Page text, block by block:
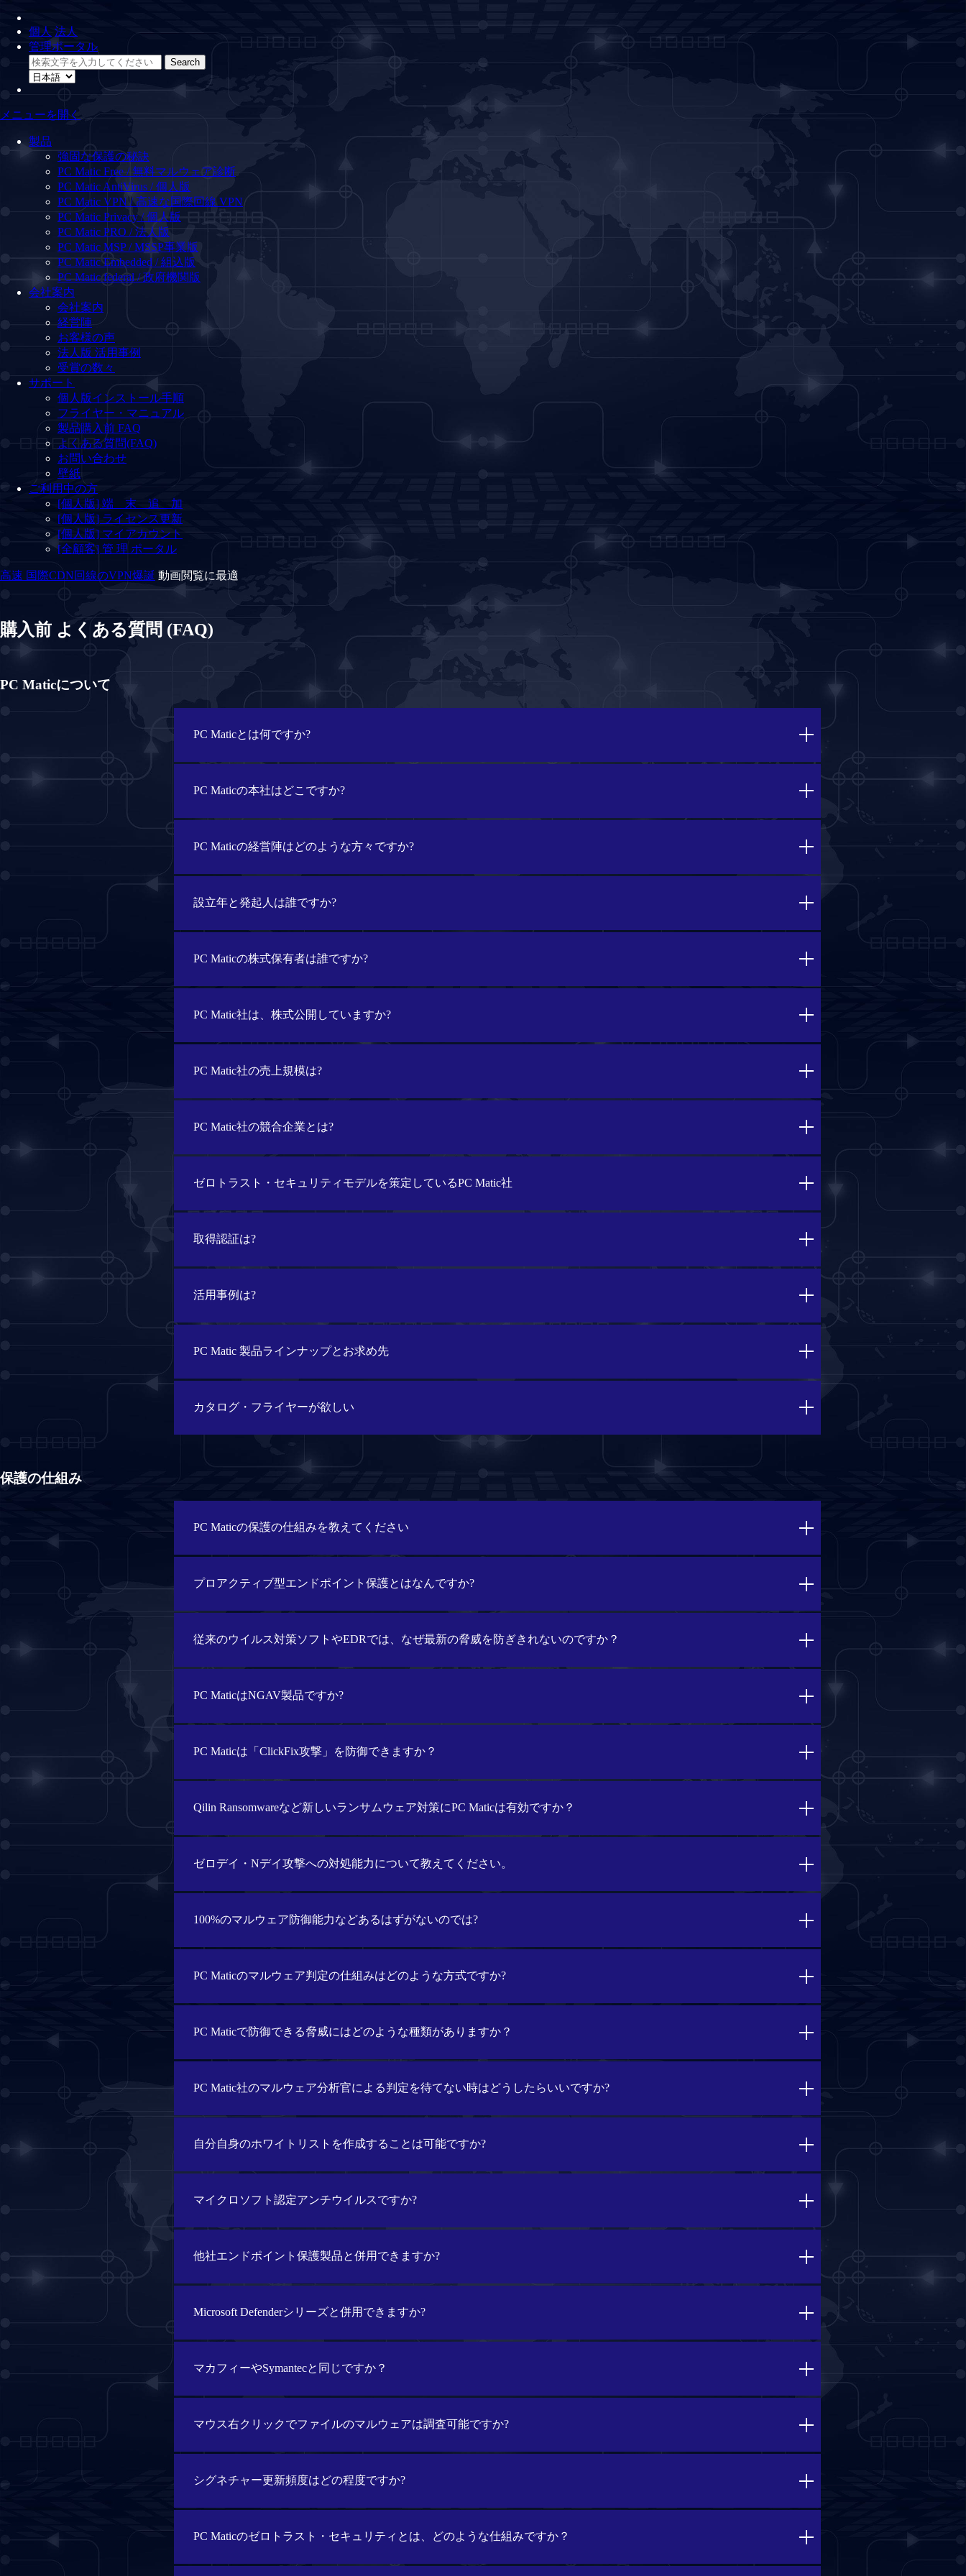
個人 法人
管理ポータル
メニューを開く
製品
強固な保護の秘訣
PC Matic Free / 無料マルウェア診断
PC Matic AntiVirus / 個人版
PC Matic VPN / 高速な国際回線 VPN
PC Matic Privacy / 個人版
PC Matic PRO / 法人版
PC Matic MSP / MSSP事業版
PC Matic Embedded / 組込版
PC Matic federal / 政府機関版
会社案内
会社案内
経営陣
お客様の声
法人版 活用事例
受賞の数々
サポート
個人版インストール手順
フライヤー・マニュアル
製品購入前 FAQ
よくある質問(FAQ)
お問い合わせ
壁紙
ご利用中の方
[個人版] 端 末 追 加
[個人版] ライセンス更新
[個人版] マイアカウント
[全顧客] 管 理 ポータル
高速 国際CDN回線のVPN爆誕 動画閲覧に最適
購入前 よくある質問 (FAQ)
PC Maticについて
PC Maticとは何ですか?
PC Maticの本社はどこですか?
PC Maticの経営陣はどのような方々ですか?
設立年と発起人は誰ですか?
PC Maticの株式保有者は誰ですか?
PC Matic社は、株式公開していますか?
PC Matic社の売上規模は?
PC Matic社の競合企業とは?
ゼロトラスト・セキュリティモデルを策定しているPC Matic社
取得認証は?
活用事例は?
PC Matic 製品ラインナップとお求め先
カタログ・フライヤーが欲しい
保護の仕組み
PC Maticの保護の仕組みを教えてください
プロアクティブ型エンドポイント保護とはなんですか?
従来のウイルス対策ソフトやEDRでは、なぜ最新の脅威を防ぎきれないのですか？
PC MaticはNGAV製品ですか?
PC Maticは「ClickFix攻撃」を防御できますか？
Qilin Ransomwareなど新しいランサムウェア対策にPC Maticは有効ですか？
ゼロデイ・Nデイ攻撃への対処能力について教えてください。
100%のマルウェア防御能力などあるはずがないのでは?
PC Maticのマルウェア判定の仕組みはどのような方式ですか?
PC Maticで防御できる脅威にはどのような種類がありますか？
PC Matic社のマルウェア分析官による判定を待てない時はどうしたらいいですか?
自分自身のホワイトリストを作成することは可能ですか?
マイクロソフト認定アンチウイルスですか?
他社エンドポイント保護製品と併用できますか?
Microsoft Defenderシリーズと併用できますか?
マカフィーやSymantecと同じですか？
マウス右クリックでファイルのマルウェアは調査可能ですか?
シグネチャー更新頻度はどの程度ですか?
PC Maticのゼロトラスト・セキュリティとは、どのような仕組みですか？